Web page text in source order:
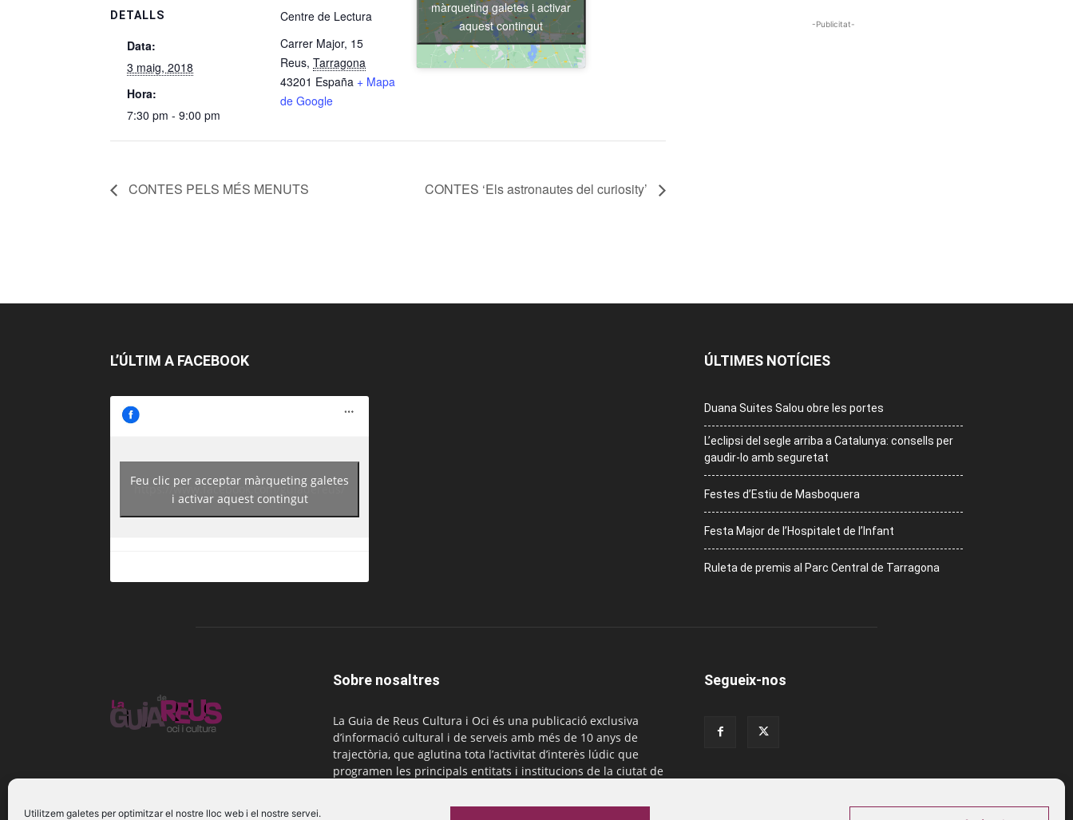
Utilitzem galetes per optimitzar el nostre lloc web i el nostre servei.
DETALLS
Data:
3 maig, 2018
Hora:
7:30 pm - 9:00 pm
Centre de Lectura
Carrer Major, 15
Reus, Tarragona
43201 España + Mapa
de Google
màrqueting galetes i activar
aquest contingut
CONTES PELS MÉS MENUTS CONTES ‘Els astronautes del curiosity’
-Publicitat-
L’ÚLTIM A FACEBOOK
https://www.facebook.com/guiadereus/
Feu clic per acceptar màrqueting galetes
i activar aquest contingut
ÚLTIMES NOTÍCIES
Duana Suites Salou obre les portes
L’eclipsi del segle arriba a Catalunya: consells per
gaudir-lo amb seguretat
Festes d’Estiu de Masboquera
Festa Major de l’Hospitalet de l’Infant
Ruleta de premis al Parc Central de Tarragona
Sobre nosaltres
La Guia de Reus Cultura i Oci és una publicació exclusiva
d’informació cultural i de serveis amb més de 10 anys de
trajectòria, que aglutina tota l’activitat d’interès lúdic que
programen les principals entitats i institucions de la ciutat de
Segueix-nos